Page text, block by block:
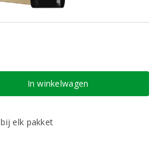
In winkelwagen
elk pakket